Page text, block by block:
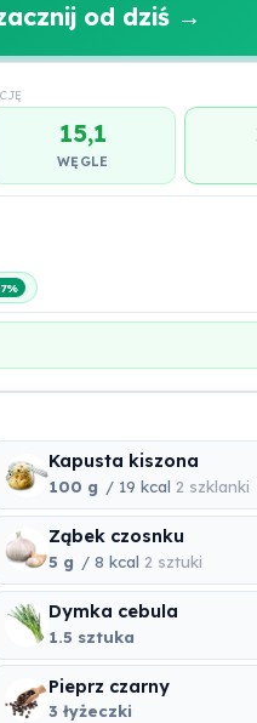
od dziś →
15,1
WĘGLE
Kapusta kiszona
100 g / 19 kcal2 szklanki
Ząbek czosnku
5 g / 8 kcal2 sztuki
Dymka cebula
1.5 sztuka
Pieprz czarny
3 łyżeczki